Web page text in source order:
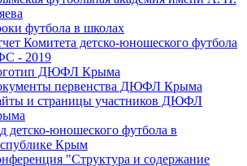
футбола в школах
Комитета детско-юношеского футбола
- 2019
ДЮФЛ Крыма
первенства ДЮФЛ Крыма
и страницы участников ДЮФЛ
детско-юношеского футбола в
Крым
"Структура и содержание